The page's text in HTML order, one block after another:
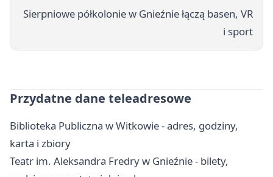
Sierpniowe półkolonie w Gnieźnie łączą basen, VR
i sport
Przydatne dane teleadresowe
Biblioteka Publiczna w Witkowie - adres, godziny,
karta i zbiory
Teatr im. Aleksandra Fredry w Gnieźnie - bilety,